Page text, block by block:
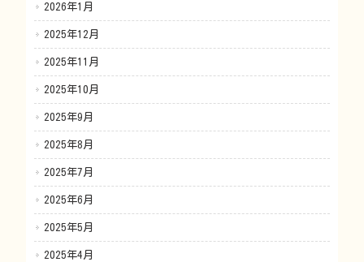
2026年1月
2025年12月
2025年11月
2025年10月
2025年9月
2025年8月
2025年7月
2025年6月
2025年5月
2025年4月